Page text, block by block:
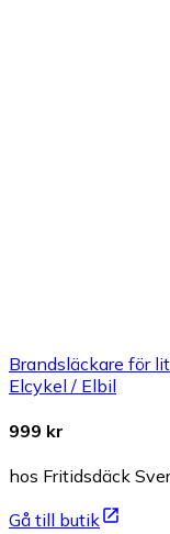
Brandsläckare för
Elcykel / Elbil
999 kr
hos Fritidsdäck
Gå till butik